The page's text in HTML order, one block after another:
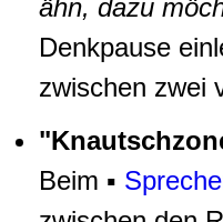
ähn, dazu
Denkpause
zwischen zwei
Beim ▪